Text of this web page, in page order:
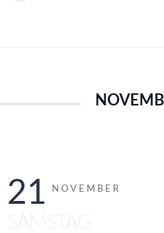
21 NOVEMBER
SAMSTAG